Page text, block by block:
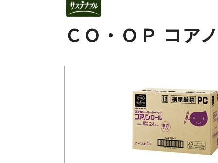
ＣＯ・ＯＰ コア